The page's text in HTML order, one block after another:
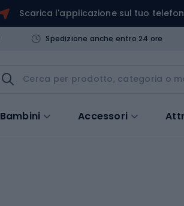
Scarica l'applicazione sul tuo
Spedizione anche entro 24 ore
Bambini Accessori